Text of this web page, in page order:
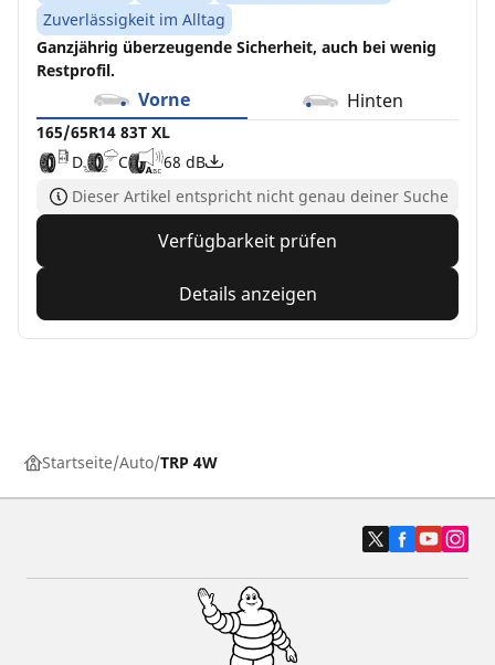
Zuverlässigkeit im Alltag
Ganzjährig überzeugende Sicherheit, auch bei wenig
Restprofil.
Vorne Hinten
165/65R14 83T XL
D
C 68 dB
Dieser Artikel entspricht nicht genau deiner Suche
Verfügbarkeit prüfen
Details anzeigen
Startseite Auto TRP 4W